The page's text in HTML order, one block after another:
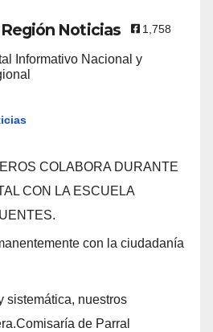
Noticias 1,758
Informativo Nacional y
COLABORA DURANTE
CON LA ESCUELA
con la ciudadanía
sistemática, nuestros
de Parral